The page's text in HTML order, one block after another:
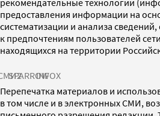
предоставления информации на
систематизации и анализа
к предпочтениям пользователей
находящихся на территории
SPARROWINFOX
Перепечатка материалов и
в том числе и в электронных СМИ,